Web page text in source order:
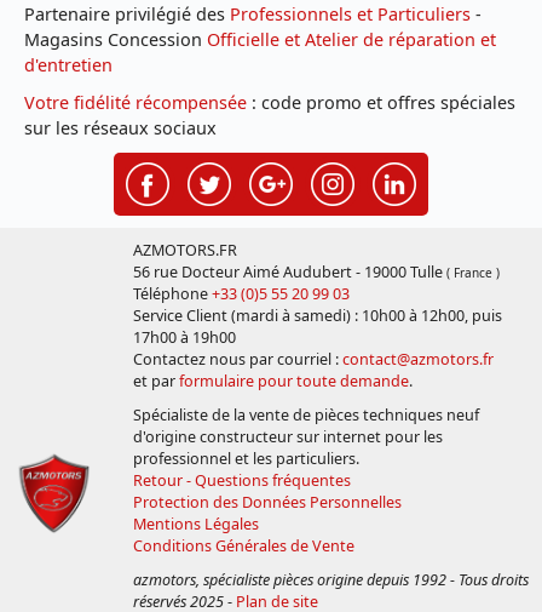
Partenaire privilégié des Professionnels et Particuliers -
Magasins Concession Officielle et Atelier de réparation et
d'entretien
Votre fidélité récompensée : code promo et offres spéciales
sur les réseaux sociaux
AZMOTORS.FR
56 rue Docteur Aimé Audubert - 19000 Tulle ( France )
Téléphone+33 (0)5 55 20 99 03
Service Client (mardi à samedi) : 10h00 à 12h00, puis
17h00 à 19h00
Contactez nous par courriel :contact@azmotors.fr
et parformulaire pour toute demande.
Spécialiste de la vente de pièces techniques neuf
d'origine constructeur sur internet pour les
professionnel et les particuliers.
Retour - Questions fréquentes
Protection des Données Personnelles
Mentions Légales
Conditions Générales de Vente
azmotors, spécialiste pièces origine depuis 1992 - Tous droits
réservés 2025- Plan de site